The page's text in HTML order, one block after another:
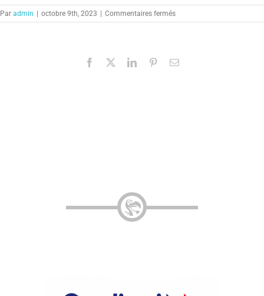
Par admin | octobre 9th, 2023 | Commentaires ferméssur
CV
Facebook LinkedInPinterestEmail